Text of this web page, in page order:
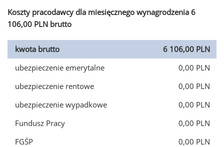
Koszty pracodawcy dla miesięcznego wynagrodzenia 6
106,00 PLN brutto
kwota brutto
6 106,00 PLN
ubezpieczenie emerytalne
0,00 PLN
ubezpieczenie rentowe
0,00 PLN
ubezpieczenie wypadkowe
0,00 PLN
Fundusz Pracy
0,00 PLN
FGŚP
0,00 PLN